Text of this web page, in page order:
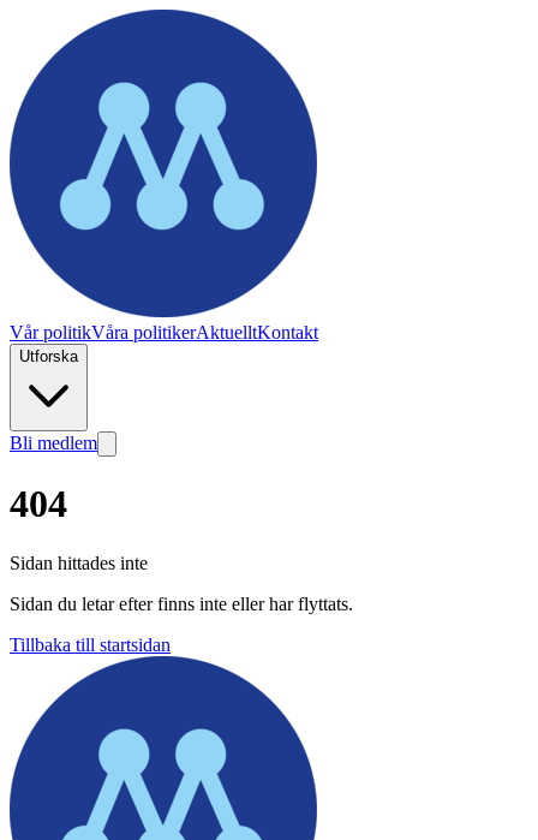
Vår politikVåra politikerAktuelltKontakt
Utforska
Bli medlem
404
Sidan hittades inte
Sidan du letar efter finns inte eller har flyttats.
Tillbaka till startsidan